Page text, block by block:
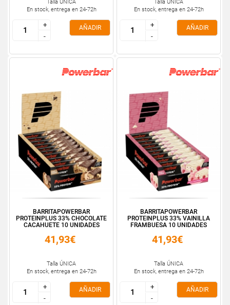
Talla ÚNICA
En stock, entrega en 24-72h
+
-
+
-
AÑADIR
Talla ÚNICA
En stock, entrega en 24-72h
+
-
+
-
AÑADIR
BARRITAPOWERBAR
PROTEINPLUS 33% CHOCOLATE
CACAHUETE 10 UNIDADES
41,93€
Talla ÚNICA
En stock, entrega en 24-72h
+
-
+
-
AÑADIR
BARRITAPOWERBAR
PROTEINPLUS 33% VAINILLA
FRAMBUESA 10 UNIDADES
41,93€
Talla ÚNICA
En stock, entrega en 24-72h
+
-
+
-
AÑADIR